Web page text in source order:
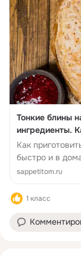
Тонкие блины
ингредиенты.
блины на воде
Как
быстро и в
Тонкие блины
sappetitom.ru
1 класс